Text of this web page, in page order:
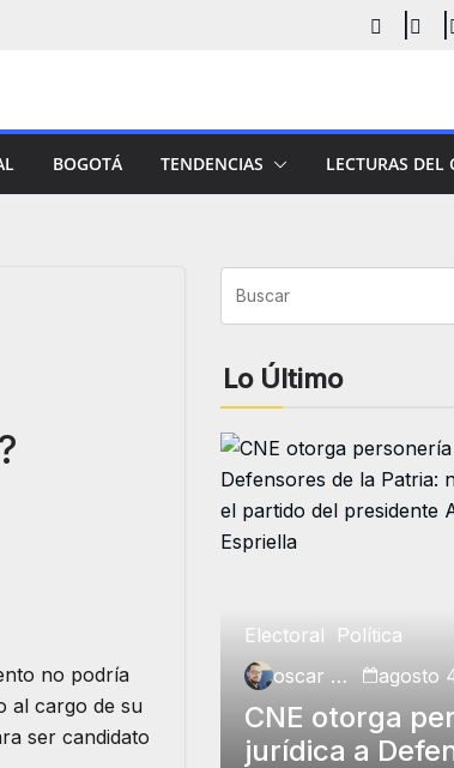
BOGOTÁ TENDENCIAS LECTURAS DEL
no podría
al cargo de su
ser candidato
Lo Último
Electoral
Política
oscar charry
agosto
CNE otorga
jurídica a